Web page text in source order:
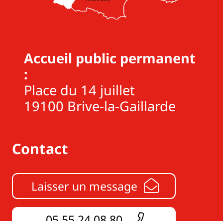
Accueil public permanent
:
Place du 14 juillet
19100 Brive-la-Gaillarde
Contact
Laisser un message